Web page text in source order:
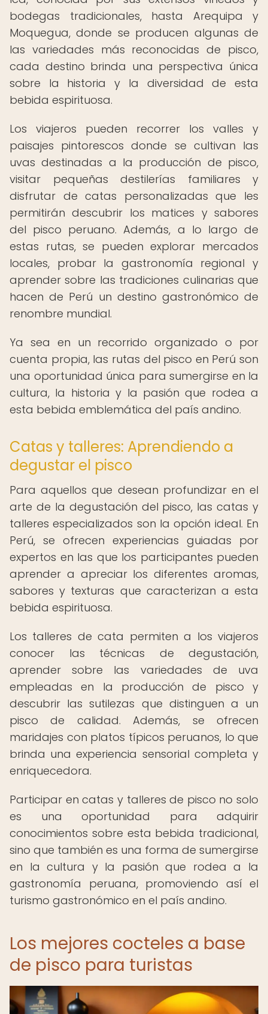
bodegas tradicionales, hasta Arequipa y
Moquegua, donde se producen algunas de
las variedades más reconocidas de pisco,
cada destino brinda una perspectiva única
sobre la historia y la diversidad de esta
bebida espirituosa.
Los viajeros pueden recorrer los valles y
paisajes pintorescos donde se cultivan las
uvas destinadas a la producción de pisco,
visitar pequeñas destilerías familiares y
disfrutar de catas personalizadas que les
permitirán descubrir los matices y sabores
del pisco peruano. Además, a lo largo de
estas rutas, se pueden explorar mercados
locales, probar la gastronomía regional y
aprender sobre las tradiciones culinarias que
hacen de Perú un destino gastronómico de
renombre mundial.
Ya sea en un recorrido organizado o por
cuenta propia, las rutas del pisco en Perú son
una oportunidad única para sumergirse en la
cultura, la historia y la pasión que rodea a
esta bebida emblemática del país andino.
Catas y talleres: Aprendiendo a
degustar el pisco
Para aquellos que desean profundizar en el
arte de la degustación del pisco, las catas y
talleres especializados son la opción ideal. En
Perú, se ofrecen experiencias guiadas por
expertos en las que los participantes pueden
aprender a apreciar los diferentes aromas,
sabores y texturas que caracterizan a esta
bebida espirituosa.
Los talleres de cata permiten a los viajeros
conocer las técnicas de degustación,
aprender sobre las variedades de uva
empleadas en la producción de pisco y
descubrir las sutilezas que distinguen a un
pisco de calidad. Además, se ofrecen
maridajes con platos típicos peruanos, lo que
brinda una experiencia sensorial completa y
enriquecedora.
Participar en catas y talleres de pisco no solo
es una oportunidad para adquirir
conocimientos sobre esta bebida tradicional,
sino que también es una forma de sumergirse
en la cultura y la pasión que rodea a la
gastronomía peruana, promoviendo así el
turismo gastronómico en el país andino.
Los mejores cocteles a base
de pisco para turistas